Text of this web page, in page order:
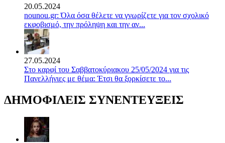
20.05.2024
nounou.gr: Όλα όσα θέλετε να γνωρίζετε για τον σχολικό
εκφοβισμό, την πρόληψη και την αν...
27.05.2024
Στο καρφί του Σαββατοκύριακου 25/05/2024 για τις
Πανελλήνιες με θέμα: Έτσι θα ξορκίσετε το...
ΔΗΜΟΦΙΛΕΙΣ ΣΥΝΕΝΤΕΥΞΕΙΣ